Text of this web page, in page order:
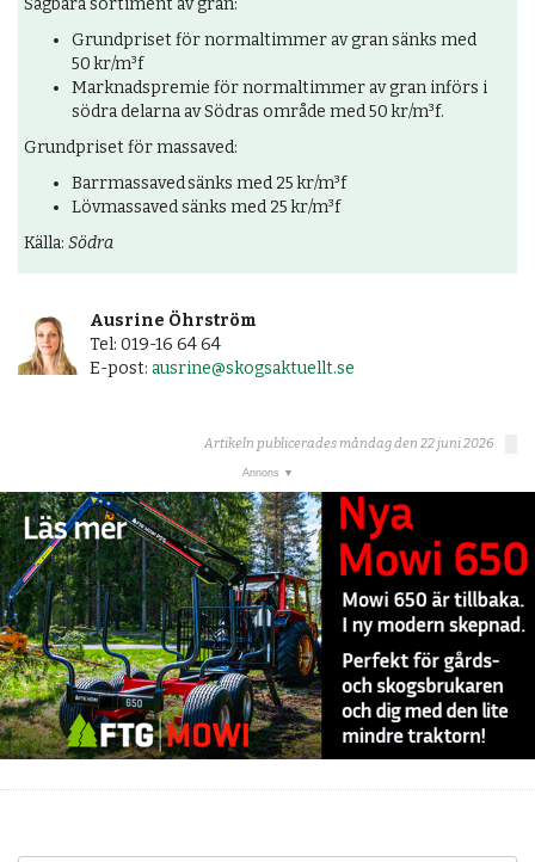
Grundpriset för normaltimmer av gran​ sänks med
50 kr/m³f
Marknadspremie för normaltimmer av gran införs i
södra delarna av Södras område med 50 kr/m³f.
Grundpriset för massaved:
Barrmassaved sänks med 25 kr/m³f
Lövmassaved​ sänks med 25 kr/m³f
Källa: Södra
Ausrine Öhrström
Tel: 019-16 64 64
E-post: ausrine@skogsaktuellt.se
Artikeln publicerades måndag den 22 juni 2026